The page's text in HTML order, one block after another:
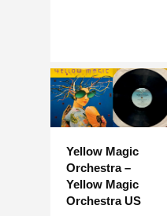
Yellow Magic
Orchestra –
Yellow Magic
Orchestra US